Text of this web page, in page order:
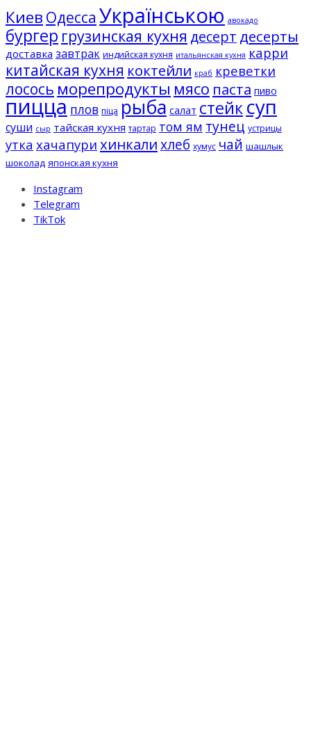
Киев Одесса Українською авокадо
бургер грузинская кухня десерт десерты
доставка завтрак индийская кухня итальянская кухня карри
китайская кухня коктейли краб креветки
лосось морепродукты мясо паста пиво
пицца плов піца рыба салат стейксуп
суши сыр тайская кухня тартар том ям тунец устрицы
утка хачапури хинкалихлеб хумус чай шашлык
шоколад японская кухня
Instagram
Telegram
TikTok